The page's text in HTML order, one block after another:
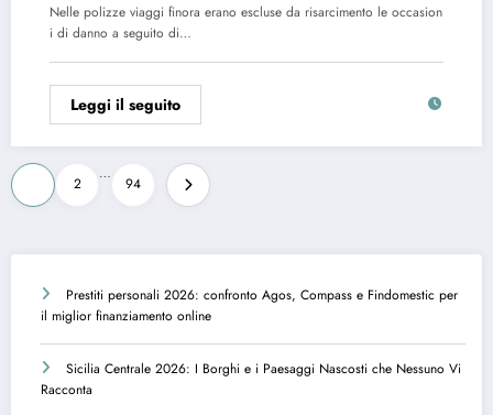
Nelle polizze viaggi finora erano escluse da risarcimento le occasion
i di danno a seguito di…
Leggi il seguito
Paginazione
degli
articoli
2
…
94
Prestiti personali 2026: confronto Agos, Compass e Findomestic per
il miglior finanziamento online
Sicilia Centrale 2026: I Borghi e i Paesaggi Nascosti che Nessuno Vi
Racconta